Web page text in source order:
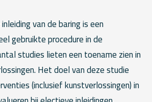
van de baring is een
gebruikte procedure in de
studies lieten een toename zien in
Het doel van deze studie
(inclusief kunstverlossingen) in